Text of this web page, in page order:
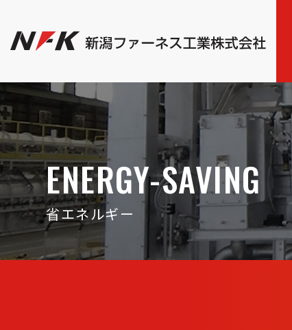
ENERGY-SAVING
省エネルギー